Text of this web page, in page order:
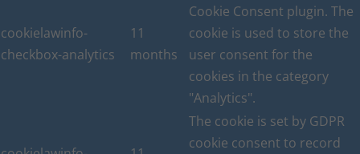
cookielawinfo-
checkbox-analytics
11
months
Cookie Consent plugin. The
cookie is used to store the
user consent for the
cookies in the category
"Analytics".
The cookie is set by GDPR
cookie consent to record